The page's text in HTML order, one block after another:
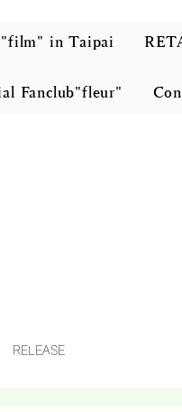
in Taipai
Fanclub"fleur"
RELEASE